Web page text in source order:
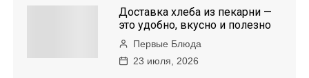
Доставка хлеба из пекарни —
это удобно, вкусно и полезно
Первые Блюда
23 июля, 2026